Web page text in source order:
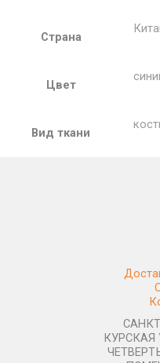
Страна
Цвет
Вид ткани
КУРСКАЯ